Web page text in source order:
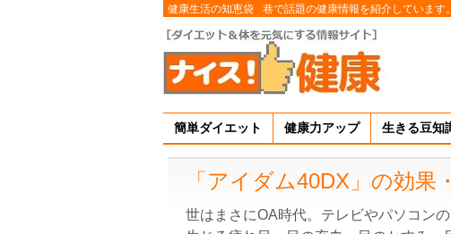
健康生活の知恵袋 巷で話題の健康情報を紹介しています。
簡単ダイエット 健康力アップ 生きる豆知
「アイダム40DX」の効果
世はまさにOA時代。テレビやパソコン